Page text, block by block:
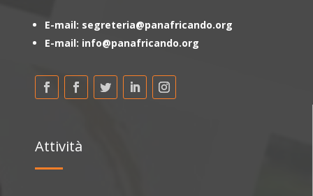
E-mail: segreteria@panafricando.org
E-mail: info@panafricando.org
Attività